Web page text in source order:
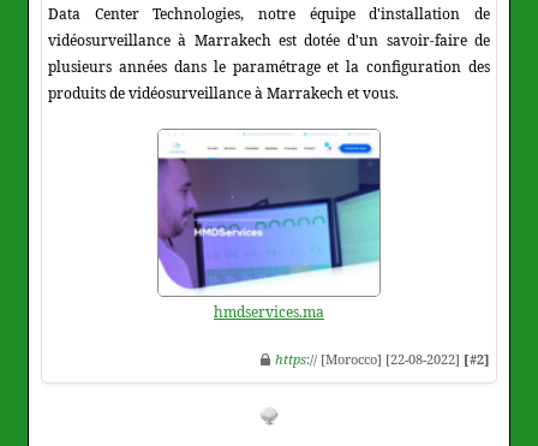
Data Center Technologies, notre équipe d'installation de
vidéosurveillance à Marrakech est dotée d'un savoir-faire de
plusieurs années dans le paramétrage et la configuration des
produits de vidéosurveillance à Marrakech et vous.
hmdservices.ma
https:// [Morocco] [22-08-2022] [#2]